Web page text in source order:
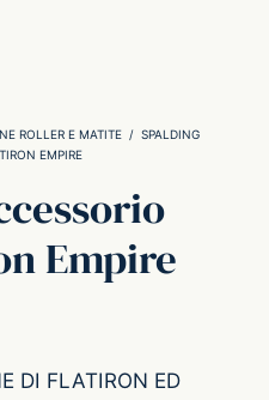
ROLLER E MATITE / SPALDING
EMPIRE
Empire
DI FLATIRON ED